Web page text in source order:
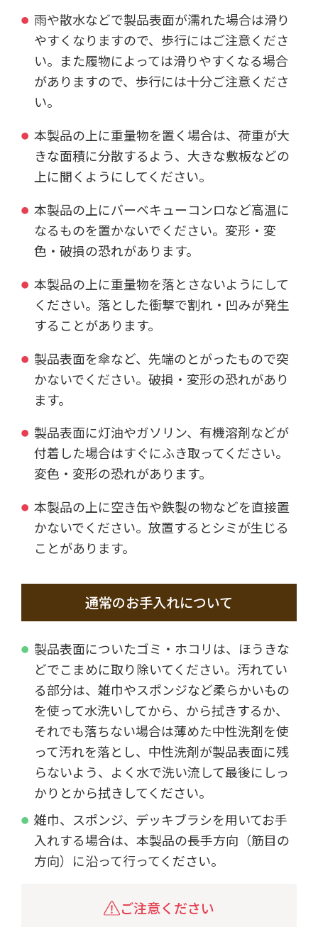
雨や散水などで製品表面が濡れた場合は滑り
やすくなりますので、歩行にはご注意くださ
い。また履物によっては滑りやすくなる場合
がありますので、歩行には十分ご注意くださ
い。
本製品の上に重量物を置く場合は、荷重が大
きな面積に分散するよう、大きな敷板などの
上に聞くようにしてください。
本製品の上にバーベキューコンロなど高温に
なるものを置かないでください。変形・変
色・破損の恐れがあります。
本製品の上に重量物を落とさないようにして
ください。落とした衝撃で割れ・凹みが発生
することがあります。
製品表面を傘など、先端のとがったもので突
かないでください。破損・変形の恐れがあり
ます。
製品表面に灯油やガソリン、有機溶剤などが
付着した場合はすぐにふき取ってください。
変色・変形の恐れがあります。
本製品の上に空き缶や鉄製の物などを直接置
かないでください。放置するとシミが生じる
ことがあります。
通常のお手入れについて
製品表面についたゴミ・ホコリは、ほうきな
どでこまめに取り除いてください。汚れてい
る部分は、雑巾やスポンジなど柔らかいもの
を使って水洗いしてから、から拭きするか、
それでも落ちない場合は薄めた中性洗剤を使
って汚れを落とし、中性洗剤が製品表面に残
らないよう、よく水で洗い流して最後にしっ
かりとから拭きしてください。
雑巾、スポンジ、デッキブラシを用いてお手
入れする場合は、本製品の長手方向（筋目の
方向）に沿って行ってください。
ご注意ください